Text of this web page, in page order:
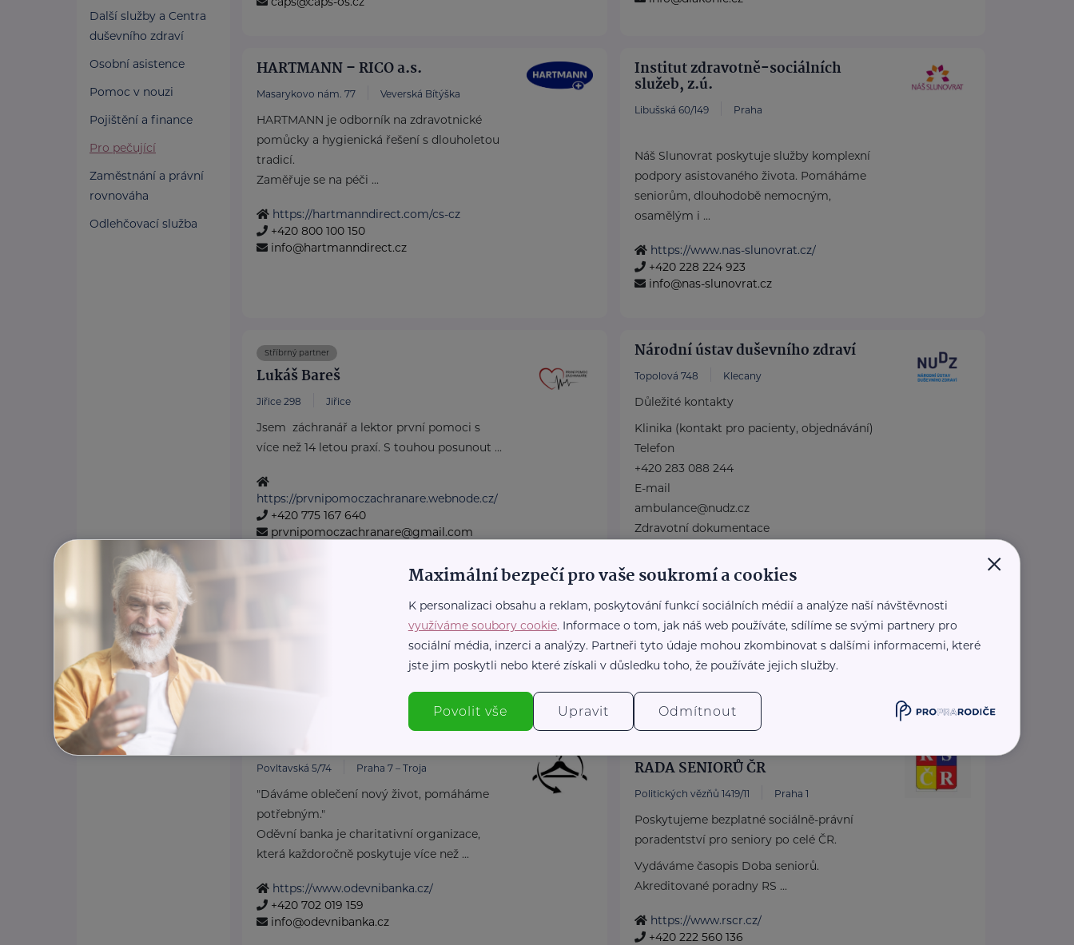
Další služby a Centra
duševního zdraví
Osobní asistence
Pomoc v nouzi
Pojištění a finance
Pro pečující
Zaměstnání a právní
rovnováha
Odlehčovací služba
HARTMANN – RICO a.s.
Masarykovo nám. 77 Veverská Bítýška
HARTMANN je odborník na zdravotnické
pomůcky a hygienická řešení s dlouholetou
tradicí.
Zaměřuje se na péči ...
https://hartmanndirect.com/cs-cz
+420 800 100 150
info@hartmanndirect.cz
Institut zdravotně-sociálních
služeb, z.ú.
Libušská 60/149 Praha
Náš Slunovrat poskytuje služby komplexní
podpory asistovaného života. Pomáháme
seniorům, dlouhodobě nemocným,
osamělým i ...
https://www.nas-slunovrat.cz/
+420 228 224 923
info@nas-slunovrat.cz
Stříbrný partner
Lukáš Bareš
Jiřice 298 Jiřice
Jsem záchranář a lektor první pomoci s
více než 14 letou praxí. S touhou posunout ...
https://prvnipomoczachranare.webnode.cz/
+420 775 167 640
prvnipomoczachranare@gmail.com
Národní ústav duševního zdraví
Topolová 748 Klecany
Důležité kontakty
Klinika (kontakt pro pacienty, objednávání)
Telefon
+420 283 088 244
E-mail
ambulance@nudz.cz
Zdravotní dokumentace
+420 283 088 111
datová schránka: ...
https://www.nudz.cz/
+420 283 088 111
podatelna@nudz.cz
Povltavská 5/74 Praha 7 – Troja
"Dáváme oblečení nový život, pomáháme
potřebným."
Oděvní banka je charitativní organizace,
která každoročně poskytuje více než ...
https://www.odevnibanka.cz/
+420 702 019 159
info@odevnibanka.cz
RADA SENIORŮ ČR
Politických vězňů 1419/11 Praha 1
Poskytujeme bezplatné sociálně-právní
poradentství pro seniory po celé ČR.
Vydáváme časopis Doba seniorů.
Akreditované poradny RS ...
https://www.rscr.cz/
+420 222 560 136
×
Maximální bezpečí pro vaše soukromí a cookies
K personalizaci obsahu a reklam, poskytování funkcí sociálních médií a analýze naší návštěvnosti
využíváme soubory cookie. Informace o tom, jak náš web používáte, sdílíme se svými partnery pro
sociální média, inzerci a analýzy. Partneři tyto údaje mohou zkombinovat s dalšími informacemi, které
jste jim poskytli nebo které získali v důsledku toho, že používáte jejich služby.
Povolit vše Upravit Odmítnout